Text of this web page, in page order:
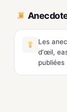
Les
d'œil,
publiées